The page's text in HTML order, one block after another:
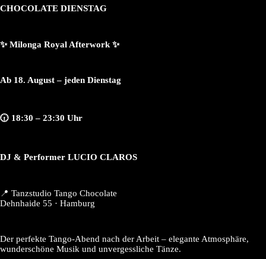
CHOCOLATE DIENSTAG
✨ Milonga Royal Afterwork ✨
Ab 18. August – jeden Dienstag
🕡 18:30 – 23:30 Uhr
DJ & Performer LUCIO CLAROS
📍 Tanzstudio Tango Chocolate
Dehnhaide 55 · Hamburg
Der perfekte Tango-Abend nach der Arbeit – elegante Atmosphäre,
wunderschöne Musik und unvergessliche Tänze.